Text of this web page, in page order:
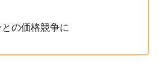
の価格競争に